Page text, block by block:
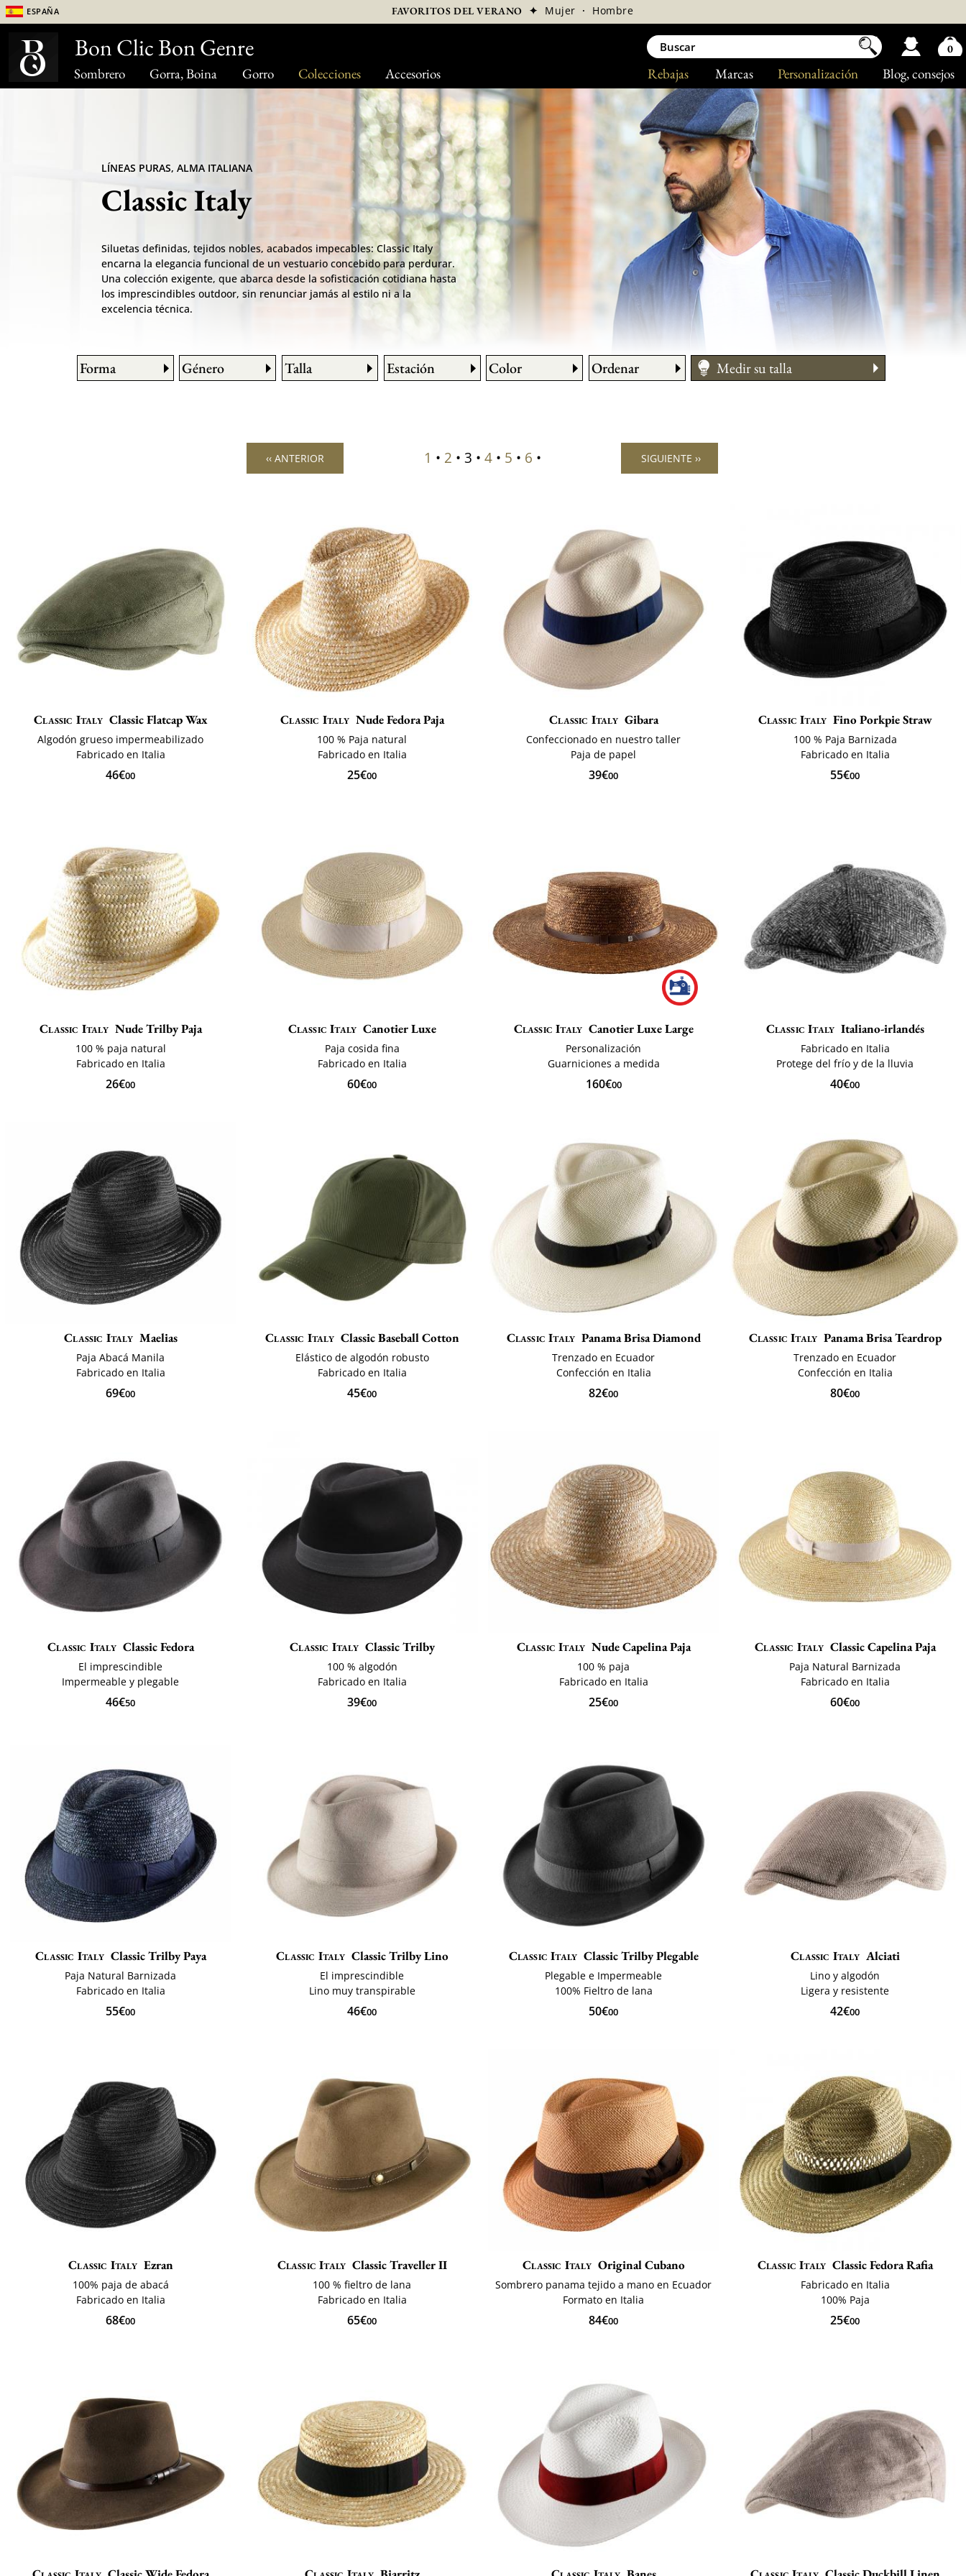
Sombrero Gorra, Boina Gorro Colecciones Accesorios Blog, consejos
Personalización
Marcas
Rebajas
España FAVORITOS DEL VERANO ✦ Mujer · Hombre
LÍNEAS PURAS, ALMA ITALIANA
Classic Italy
Siluetas definidas, tejidos nobles, acabados impecables: Classic Italy
encarna la elegancia funcional de un vestuario concebido para perdurar.
Una colección exigente, que abarca desde la sofisticación cotidiana hasta
los imprescindibles outdoor, sin renunciar jamás al estilo ni a la
excelencia técnica.
Forma Género Talla Estación Color Ordenar Medir su talla
‹‹ ANTERIOR 1 • 2 • 3 • 4• 5 • 6 • SIGUIENTE ››
Classic Italy Classic Flatcap Wax
Algodón grueso impermeabilizado
Fabricado en Italia
46€00
Classic Italy Nude Fedora Paja
100 % Paja natural
Fabricado en Italia
25€00
Classic Italy Gibara
Confeccionado en nuestro taller
Paja de papel
39€00
Classic Italy Fino Porkpie Straw
100 % Paja Barnizada
Fabricado en Italia
55€00
Classic Italy Nude Trilby Paja
100 % paja natural
Fabricado en Italia
26€00
Classic Italy Canotier Luxe
Paja cosida fina
Fabricado en Italia
60€00
Classic Italy Canotier Luxe Large
Personalización
Guarniciones a medida
160€00
Classic Italy Italiano-irlandés
Fabricado en Italia
Protege del frío y de la lluvia
40€00
Classic Italy Maelias
Paja Abacá Manila
Fabricado en Italia
69€00
Classic Italy Classic Baseball Cotton
Elástico de algodón robusto
Fabricado en Italia
45€00
Classic Italy Panama Brisa Diamond
Trenzado en Ecuador
Confección en Italia
82€00
Classic Italy Panama Brisa Teardrop
Trenzado en Ecuador
Confección en Italia
80€00
Classic Italy Classic Fedora
El imprescindible
Impermeable y plegable
46€50
Classic Italy Classic Trilby
100 % algodón
Fabricado en Italia
39€00
Classic Italy Nude Capelina Paja
100 % paja
Fabricado en Italia
25€00
Classic Italy Classic Capelina Paja
Paja Natural Barnizada
Fabricado en Italia
60€00
Classic Italy Classic Trilby Paya
Paja Natural Barnizada
Fabricado en Italia
55€00
Classic Italy Classic Trilby Lino
El imprescindible
Lino muy transpirable
46€00
Classic Italy Classic Trilby Plegable
Plegable e Impermeable
100% Fieltro de lana
50€00
Classic Italy Alciati
Lino y algodón
Ligera y resistente
42€00
Classic Italy Ezran
100% paja de abacá
Fabricado en Italia
68€00
Classic Italy Classic Traveller II
100 % fieltro de lana
Fabricado en Italia
65€00
Classic Italy Original Cubano
Sombrero panama tejido a mano en Ecuador
Formato en Italia
84€00
Classic Italy Classic Fedora Rafia
Fabricado en Italia
100% Paja
25€00
Bon Clic Bon Genre 0